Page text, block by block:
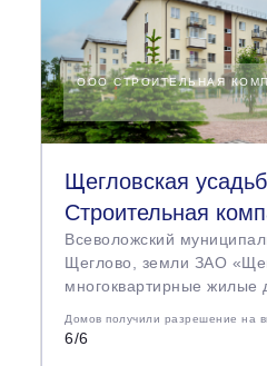
ООО СТРОИТЕЛЬНАЯ
Щегловская
Строительная
Всеволожский
Щеглово, земли ЗАО
многоквартирные жилые
Домов получили разрешение на
6/6